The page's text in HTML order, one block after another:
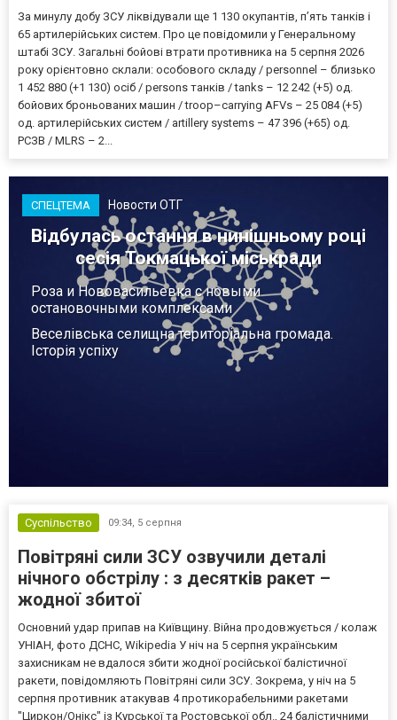
За минулу добу ЗСУ ліквідували ще 1 130 окупантів, пʼять танків і
65 артилерійських систем. Про це повідомили у Генеральному
штабі ЗСУ. Загальні бойові втрати противника на 5 серпня 2026
року орієнтовно склали: особового складу / personnel – близько
1 452 880 (+1 130) осіб / persons танків / tanks – 12 242 (+5) од.
бойових броньованих машин / troop–carrying AFVs – 25 084 (+5)
од. артилерійських систем / artillery systems – 47 396 (+65) од.
РСЗВ / MLRS – 2...
СПЕЦТЕМА Новости ОТГ
Відбулась остання в нинішньому році
сесія Токмацької міськради
Роза и Нововасильевка с новыми
остановочными комплексами
Веселівська селищна територіальна громада.
Історія успіху
Суспільство 09:34, 5 серпня
Повітряні сили ЗСУ озвучили деталі
нічного обстрілу : з десятків ракет –
жодної збитої
Основний удар припав на Київщину. Війна продовжується / колаж
УНІАН, фото ДСНС, Wikipedia У ніч на 5 серпня українським
захисникам не вдалося збити жодної російської балістичної
ракети, повідомляють Повітряні сили ЗСУ. Зокрема, у ніч на 5
серпня противник атакував 4 протикорабельними ракетами
"Циркон/Онікс" із Курської та Ростовської обл., 24 балістичними